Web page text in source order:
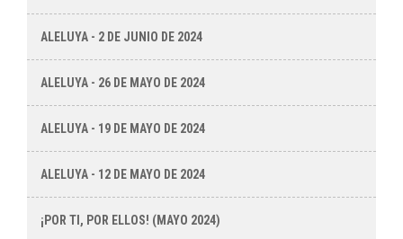
ALELUYA - 2 DE JUNIO DE 2024
ALELUYA - 26 DE MAYO DE 2024
ALELUYA - 19 DE MAYO DE 2024
ALELUYA - 12 DE MAYO DE 2024
¡POR TI, POR ELLOS! (MAYO 2024)